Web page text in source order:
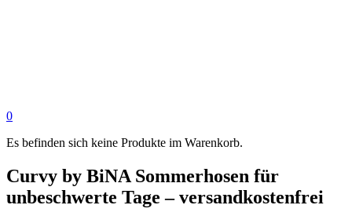
0
Es befinden sich keine Produkte im Warenkorb.
Curvy by BiNA Sommerhosen für
unbeschwerte Tage – versandkostenfrei